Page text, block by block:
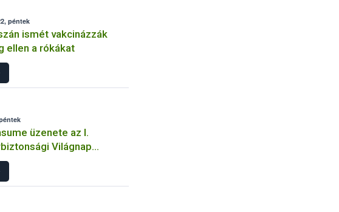
péntek
ismét vakcinázzák
ellen a rókákat
üzenete az I.
Világnap